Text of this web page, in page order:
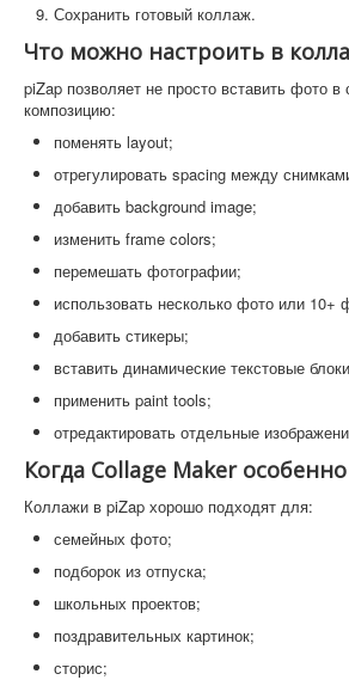
Сохранить готовый коллаж.
Что можно настроить в
piZap позволяет не просто вставить фото в
композицию:
поменять layout;
отрегулировать spacing между
добавить background image;
изменить frame colors;
перемешать фотографии;
использовать несколько фото или 10+
добавить стикеры;
вставить динамические текстовые
применить paint tools;
отредактировать отдельные
Когда Collage Maker
Коллажи в piZap хорошо подходят для:
семейных фото;
подборок из отпуска;
школьных проектов;
поздравительных картинок;
сторис;